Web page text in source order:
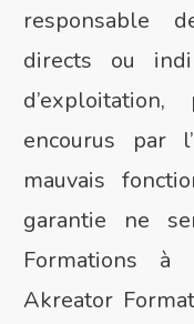
responsable
directs ou
encourus par
mauvais
garantie ne
Formations à
Akreator